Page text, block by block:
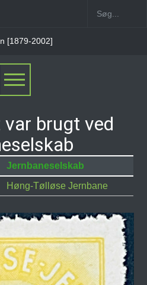
[1879-2002]
brugt ved
Jernbaneselskab
Høng-Tølløse Jernbane